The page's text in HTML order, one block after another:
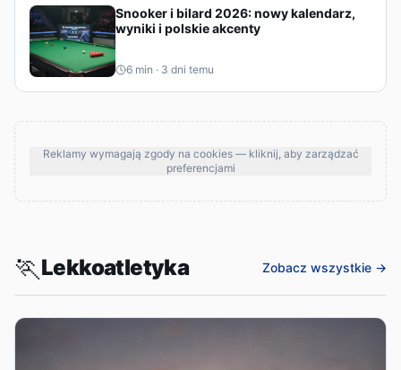
Snooker i bilard 2026: nowy kalendarz,
wyniki i polskie akcenty
6 min · 3 dni temu
Reklamy wymagają zgody na cookies — kliknij, aby zarządzać
preferencjami
🏃Lekkoatletyka Zobacz wszystkie →